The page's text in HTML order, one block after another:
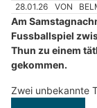
28.01.26 VON
Am
Fussballspiel
Thun zu einem
gekommen.
Zwei unbekannte